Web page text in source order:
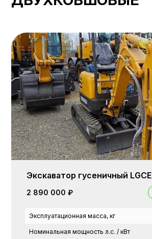
Экскаватор гусеничный
2 890 000 ₽
Эксплуатационная масса, кг
Номинальная мощность л.с. / кВт